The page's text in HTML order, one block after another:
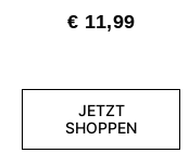
€ 11,99
JETZT
SHOPPEN